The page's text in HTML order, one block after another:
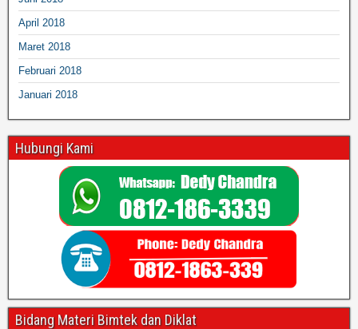
April 2018
Maret 2018
Februari 2018
Januari 2018
Hubungi Kami
Bidang Materi Bimtek dan Diklat